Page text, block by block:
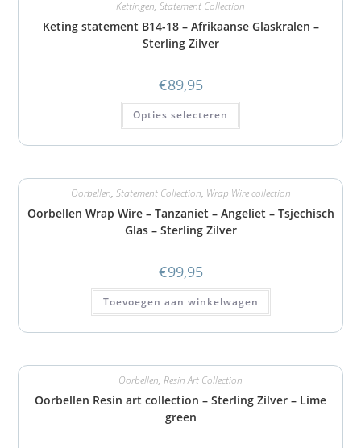
Kettingen, Statement Collection
Keting statement B14-18 – Afrikaanse Glaskralen –
Sterling Zilver
€89,95
Opties selecteren
Oorbellen, Statement Collection, Wrap Wire collection
Oorbellen Wrap Wire – Tanzaniet – Angeliet – Tsjechisch
Glas – Sterling Zilver
€99,95
Toevoegen aan winkelwagen
Oorbellen, Resin Art Collection
Oorbellen Resin art collection – Sterling Zilver – Lime
green